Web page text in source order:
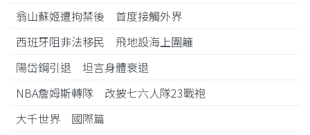
翁山蘇姬遭拘禁後 首度接觸外界
西班牙阻非法移民 飛地設海上圍籬
陽岱鋼引退 坦言身體衰退
NBA詹姆斯轉隊 改披七六人隊23戰袍
大千世界 國際篇